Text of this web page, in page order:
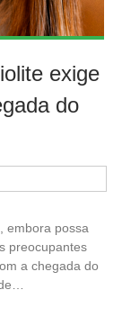
exige
do
embora possa
preocupantes
a chegada do